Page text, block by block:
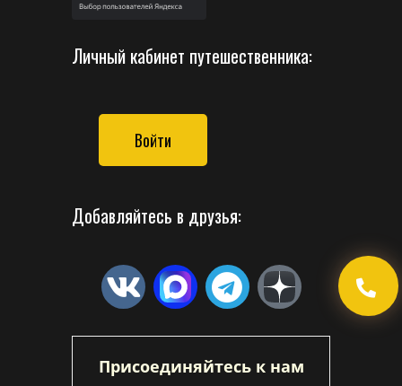
Личный кабинет путешественника:
Войти
Добавляйтесь в друзья:
Присоединяйтесь к нам